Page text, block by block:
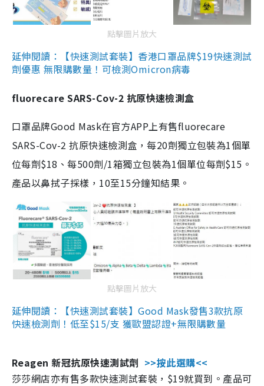
點擊圖片放大
延伸閱讀：【快速測試套裝】香港口罩品牌$19快速測試
劑優惠 無限購數量！可檢測Omicron病毒
fluorecare SARS-Cov-2 抗原快速檢測盒
口罩品牌Good Mask在官方APP上有售fluorecare
SARS-Cov-2 抗原快速檢測盒，每20劑獨立包裝為1個單
位每劑$18、每500劑/1箱獨立包裝為1個單位每劑$15。
產品以鼻拭子採樣，10至15分鐘知結果。
點擊圖片放大
延伸閱讀：【快速測試套裝】Good Mask發售3款抗原
快速檢測劑！低至$15/支 獲歐盟認證+無限購數量
Reagen 新冠抗原快速測試劑 >>按此選購<<
莎莎網店亦有售多款快速測試套裝，$19就買到。產品可